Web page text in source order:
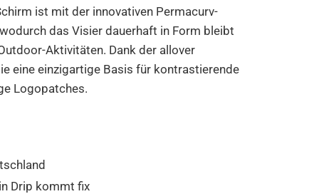
ist mit der innovativen Permacurv-
das Visier dauerhaft in Form bleibt
Aktivitäten. Dank der allover
eine einzigartige Basis für kontrastierende
Logopatches.
Drip kommt fix